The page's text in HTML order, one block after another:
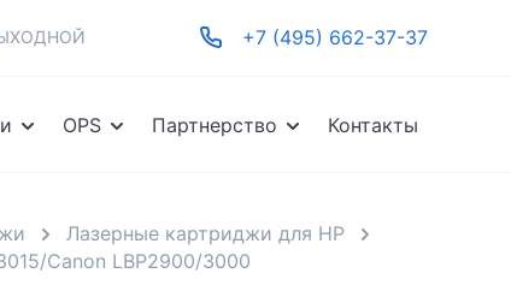
+7 (495) 662-37-37
OPS Партнерство Контакты
Лазерные картриджи для HP
Canon LBP2900/3000